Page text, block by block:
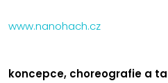
www.nanohach.cz
koncepce, choreografie a